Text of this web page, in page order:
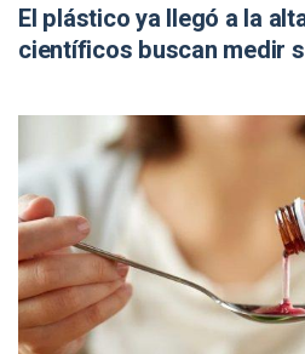
El plástico ya llegó a la
científicos buscan medir